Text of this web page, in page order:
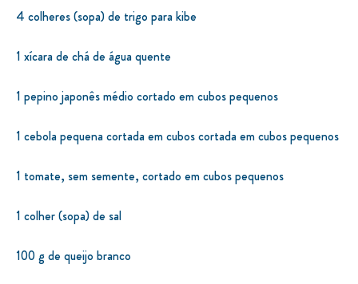
4 colheres (sopa) de trigo para kibe
1 xícara de chá de água quente
1 pepino japonês médio cortado em cubos pequenos
1 cebola pequena cortada em cubos cortada em cubos pequenos
1 tomate, sem semente, cortado em cubos pequenos
1 colher (sopa) de sal
100 g de queijo branco